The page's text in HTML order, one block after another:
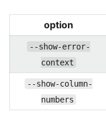
option
--show-error-
context
--show-column-
numbers